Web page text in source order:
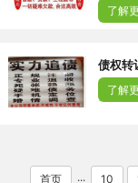
了解
债权转
了解
首页 ··· 10